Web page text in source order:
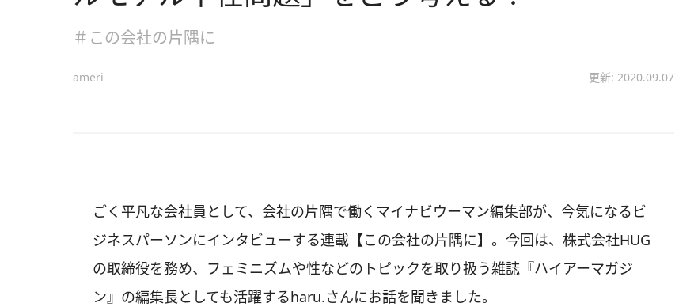
＃この会社の片隅に
ameri 更新: 2020.09.07
ごく平凡な会社員として、会社の片隅で働くマイナビウーマン編集部が、今気になるビ
ジネスパーソンにインタビューする連載【この会社の片隅に】。今回は、株式会社HUG
の取締役を務め、フェミニズムや性などのトピックを取り扱う雑誌『ハイアーマガジ
ン』の編集長としても活躍するharu.さんにお話を聞きました。